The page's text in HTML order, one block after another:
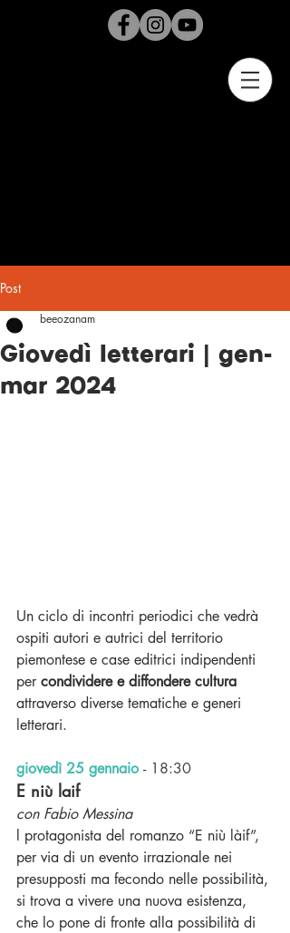
Post
Giovedì letterari | gen-
mar 2024
beeozanam
Un ciclo di incontri periodici che vedrà
ospiti autori e autrici del territorio
piemontese e case editrici indipendenti
per condividere e diffondere cultura
attraverso diverse tematiche e generi
letterari.
giovedì 25 gennaio - 18:30
E niù laif
con Fabio Messina
l protagonista del romanzo “E niù làif”,
per via di un evento irrazionale nei
presupposti ma fecondo nelle possibilità,
si trova a vivere una nuova esistenza,
che lo pone di fronte alla possibilità di